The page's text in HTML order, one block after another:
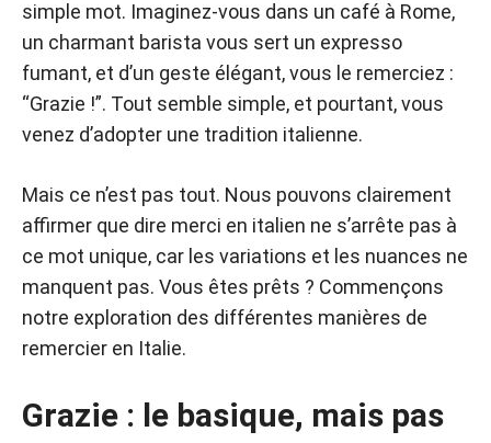
simple mot. Imaginez-vous dans un café à Rome,
un charmant barista vous sert un expresso
fumant, et d’un geste élégant, vous le remerciez :
“Grazie !”. Tout semble simple, et pourtant, vous
venez d’adopter une tradition italienne.
Mais ce n’est pas tout. Nous pouvons clairement
affirmer que dire merci en italien ne s’arrête pas à
ce mot unique, car les variations et les nuances ne
manquent pas. Vous êtes prêts ? Commençons
notre exploration des différentes manières de
remercier en Italie.
Grazie : le basique, mais pas